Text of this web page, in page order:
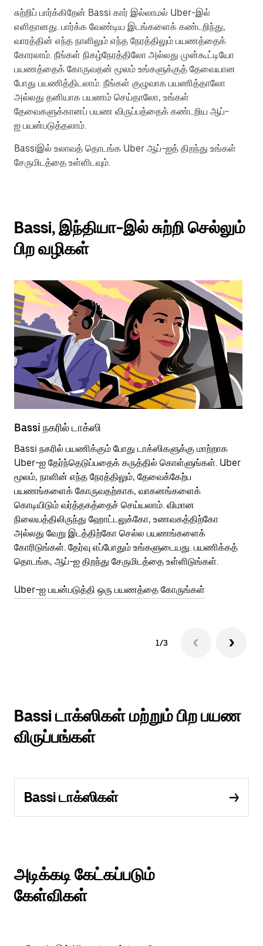
சுற்றிப் பார்க்கிறேன் Bassi கார் இல்லாமல் Uber-இல்
எளிதானது. பார்க்க வேண்டிய இடங்களைக் கண்டறிந்து,
வாரத்தின் எந்த நாளிலும் எந்த நேரத்திலும் பயணத்தைக்
கோரலாம். நீங்கள் நிகழ்நேரத்திலோ அல்லது முன்கூட்டியோ
பயணத்தைக் கோருவதன் மூலம் உங்களுக்குத் தேவையான
போது பயணித்திடலாம். நீங்கள் குழுவாக பயணித்தாலோ
அல்லது தனியாக பயணம் செய்தாலோ, உங்கள்
தேவைகளுக்கானப் பயண விருப்பத்தைக் கண்டறிய ஆப்-
ஐ பயன்படுத்தலாம்.
Bassiஇல் உலாவத் தொடங்க Uber ஆப்-ஐத் திறந்து உங்கள்
சேருமிடத்தை உள்ளிடவும்.
Bassi, இந்தியா-இல் சுற்றி செல்லும்
பிற வழிகள்
Bassi நகரில் டாக்ஸி
Bassi நகரில் பயணிக்கும் போது டாக்ஸிகளுக்கு மாற்றாக
Uber-ஐ தேர்ந்தெடுப்பதைக் கருத்தில் கொள்ளுங்கள். Uber
மூலம், நாளின் எந்த நேரத்திலும், தேவைக்கேற்ப
பயணங்களைக் கோருவதற்காக, வாகனங்களைக்
கொடியிடும் வர்த்தகத்தைச் செய்யலாம். விமான
நிலையத்திலிருந்து ஹோட்டலுக்கோ, உணவகத்திற்கோ
அல்லது வேறு இடத்திற்கோ செல்ல பயணங்களைக்
கோரிடுங்கள். தேர்வு எப்போதும் உங்களுடையது. பயணிக்கத்
தொடங்க, ஆப்-ஐ திறந்து சேருமிடத்தை உள்ளிடுங்கள்.
Uber-ஐ பயன்படுத்தி ஒரு பயணத்தை கோருங்கள்
1/3
Bassi டாக்ஸிகள் மற்றும் பிற பயண
விருப்பங்கள்
Bassi டாக்ஸிகள்
அடிக்கடி கேட்கப்படும்
கேள்விகள்